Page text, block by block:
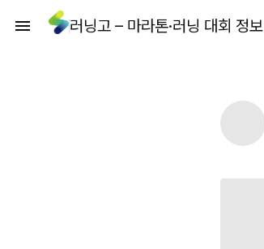
러닝고 – 마라톤·러닝 대회 정보